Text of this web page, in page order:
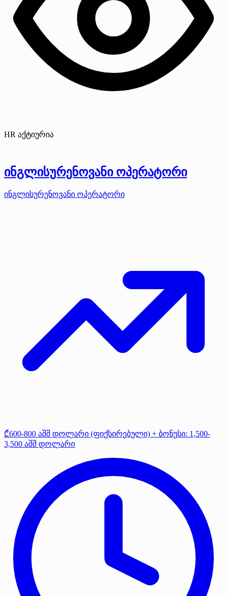
HR აქტიურია
ინგლისურენოვანი ოპერატორი
ინგლისურენოვანი ოპერატორი
₾600-800 აშშ დოლარი (ფიქსირებული) + ბონუსი: 1,500-
3,500 აშშ დოლარი